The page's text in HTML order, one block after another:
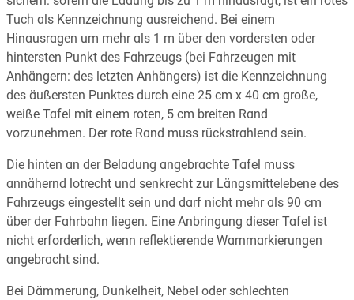
Tuch als Kennzeichnung ausreichend. Bei einem
Hinausragen um mehr als 1 m über den vordersten oder
hintersten Punkt des Fahrzeugs (bei Fahrzeugen mit
Anhängern: des letzten Anhängers) ist die Kennzeichnung
des äußersten Punktes durch eine 25 cm x 40 cm große,
weiße Tafel mit einem roten, 5 cm breiten Rand
vorzunehmen. Der rote Rand muss rückstrahlend sein.
Die hinten an der Beladung angebrachte Tafel muss
annähernd lotrecht und senkrecht zur Längsmittelebene des
Fahrzeugs eingestellt sein und darf nicht mehr als 90 cm
über der Fahrbahn liegen. Eine Anbringung dieser Tafel ist
nicht erforderlich, wenn reflektierende Warnmarkierungen
angebracht sind.
Bei Dämmerung, Dunkelheit, Nebel oder schlechten